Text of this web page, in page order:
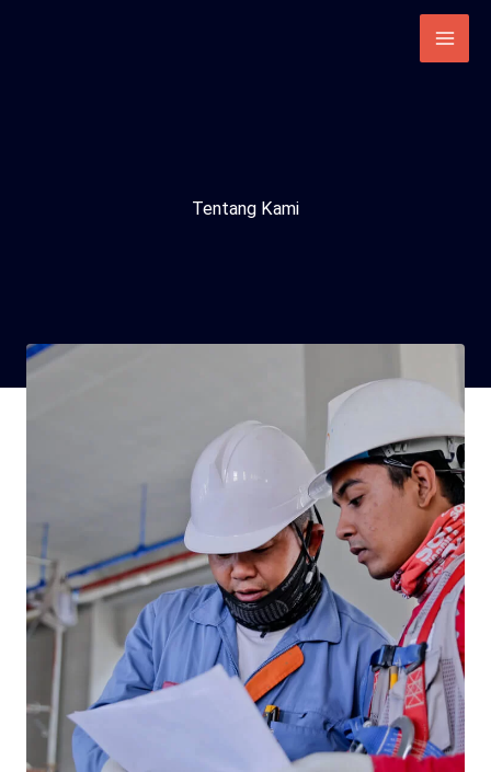
Tentang Kami